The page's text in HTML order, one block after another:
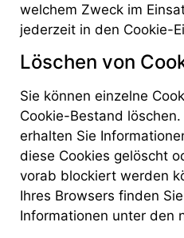
welchem Zweck im
jederzeit in den Cookie-
Löschen von
Sie können einzelne
Cookie-Bestand
erhalten Sie
diese Cookies gelöscht
vorab blockiert werden
Ihres Browsers finden
Informationen unter den